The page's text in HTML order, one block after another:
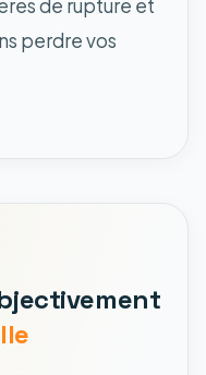
de rupture et
perdre vos